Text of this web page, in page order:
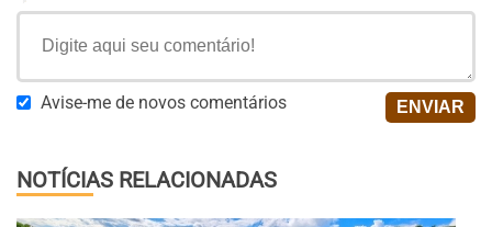
Avise-me de novos comentários
NOTÍCIAS RELACIONADAS